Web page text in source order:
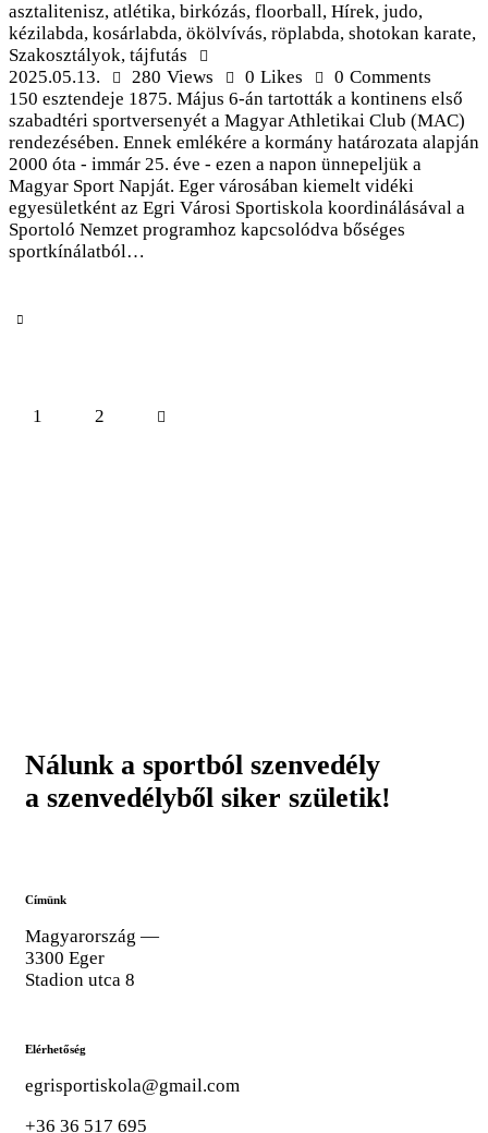
asztalitenisz, atlétika, birkózás, floorball, Hírek, judo,
kézilabda, kosárlabda, ökölvívás, röplabda, shotokan karate,
Szakosztályok, tájfutás
2025.05.13.
280 Views 0 Likes 0 Comments
150 esztendeje 1875. Május 6-án tartották a kontinens első
szabadtéri sportversenyét a Magyar Athletikai Club (MAC)
rendezésében. Ennek emlékére a kormány határozata alapján
2000 óta - immár 25. éve - ezen a napon ünnepeljük a
Magyar Sport Napját. Eger városában kiemelt vidéki
egyesületként az Egri Városi Sportiskola koordinálásával a
Sportoló Nemzet programhoz kapcsolódva bőséges
sportkínálatból…
1 2
Nálunk a sportból szenvedély
a szenvedélyből siker születik!
Címünk
Magyarország —
3300 Eger
Stadion utca 8
Elérhetőség
egrisportiskola@gmail.com
+36 36 517 695